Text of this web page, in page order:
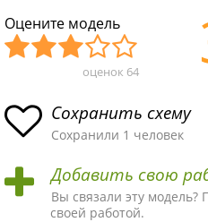
Оцените модель
асн
ая
ма
пло
хая
ма
ыч
ная
ма
Хор
ая
ма
Отл
ая
ма!
оценок 64
Сохранить схему
Сохранили 1 человек
Добавить свою
Вы связали эту модель?
своей работой.